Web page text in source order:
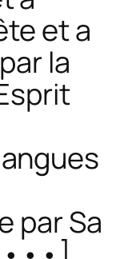
et a
la
par Sa